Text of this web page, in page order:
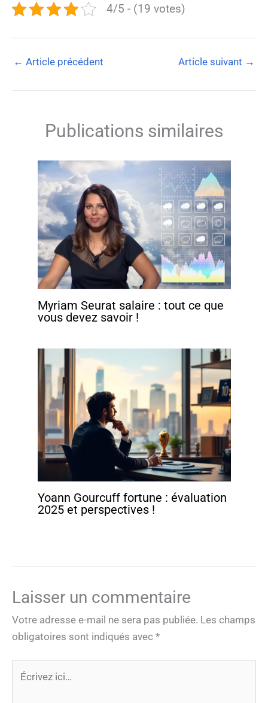
4/5 - (19 votes)
← Article précédent Article suivant →
Publications similaires
Myriam Seurat salaire : tout ce que
vous devez savoir !
Yoann Gourcuff fortune : évaluation
2025 et perspectives !
Laisser un commentaire
Votre adresse e-mail ne sera pas publiée. Les champs
obligatoires sont indiqués avec *